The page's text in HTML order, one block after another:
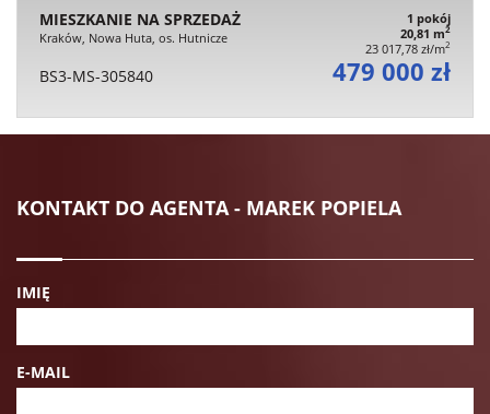
MIESZKANIE NA SPRZEDAŻ
Kraków, Nowa Huta, os. Hutnicze
1 pokój
20,81 m2
23 017,78 zł/m2
BS3-MS-305840 479 000 zł
KONTAKT DO AGENTA - MAREK POPIELA
IMIĘ
E-MAIL